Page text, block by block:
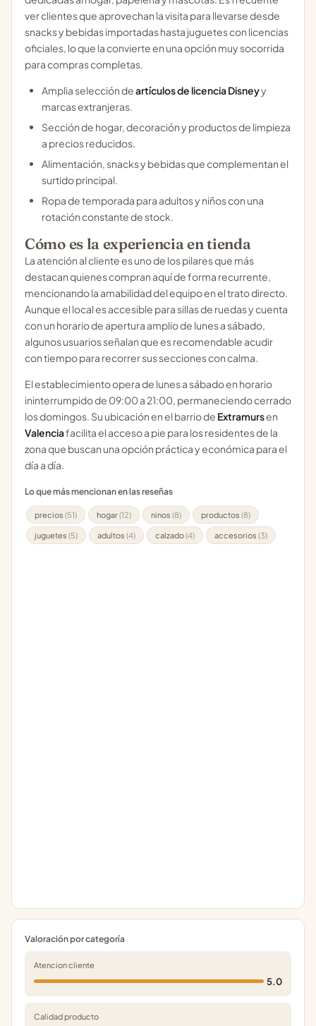
ver clientes que aprovechan la visita para llevarse desde
snacks y bebidas importadas hasta juguetes con licencias
oficiales, lo que la convierte en una opción muy socorrida
para compras completas.
Amplia selección deartículos de licencia Disneyy
marcas extranjeras.
Sección de hogar, decoración y productos de limpieza
a precios reducidos.
Alimentación, snacks y bebidas que complementan el
surtido principal.
Ropa de temporada para adultos y niños con una
rotación constante de stock.
Cómo es la experiencia en tienda
La atención al cliente es uno de los pilares que más
destacan quienes compran aquí de forma recurrente,
mencionando la amabilidad del equipo en el trato directo.
Aunque el local es accesible para sillas de ruedas y cuenta
con un horario de apertura amplio de lunes a sábado,
algunos usuarios señalan que es recomendable acudir
con tiempo para recorrer sus secciones con calma.
El establecimiento opera de lunes a sábado en horario
ininterrumpido de 09:00 a 21:00, permaneciendo cerrado
los domingos. Su ubicación en el barrio de Extramursen
Valenciafacilita el acceso a pie para los residentes de la
zona que buscan una opción práctica y económica para el
día a día.
Lo que más mencionan en las reseñas
precios (51) hogar(12) ninos (8) productos (8)
juguetes (5) adultos (4) calzado(4) accesorios (3)
Valoración por categoría
Atencion cliente
5.0
Calidad producto